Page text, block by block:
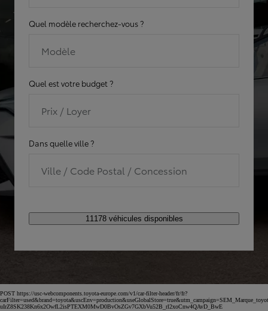
Quel modèle recherchez-vous ?
Modèle
Quel est votre budget ?
Prix / Loyer
Dans quelle ville ?
Ville / Code Postal / Concession
11178 véhicules disponibles
POST https://usc-webcomponents.toyota-europe.com/v1/car-filter-header/fr/fr?
uIrZ8SK238Kn6x2OwfL2isPTEXM0MwD0BvOsZGv7GXbVu52B_rl2xoCnw4QAvD_BwE